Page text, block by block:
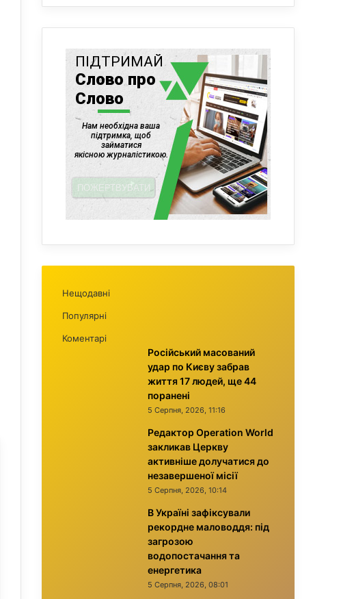
Нещодавні
Популярні
Коментарі
Російський масований
удар по Києву забрав
життя 17 людей, ще 44
поранені
5 Серпня, 2026, 11:16
Редактор Operation World
закликав Церкву
активніше долучатися до
незавершеної місії
5 Серпня, 2026, 10:14
В Україні зафіксували
рекордне маловоддя: під
загрозою
водопостачання та
енергетика
5 Серпня, 2026, 08:01